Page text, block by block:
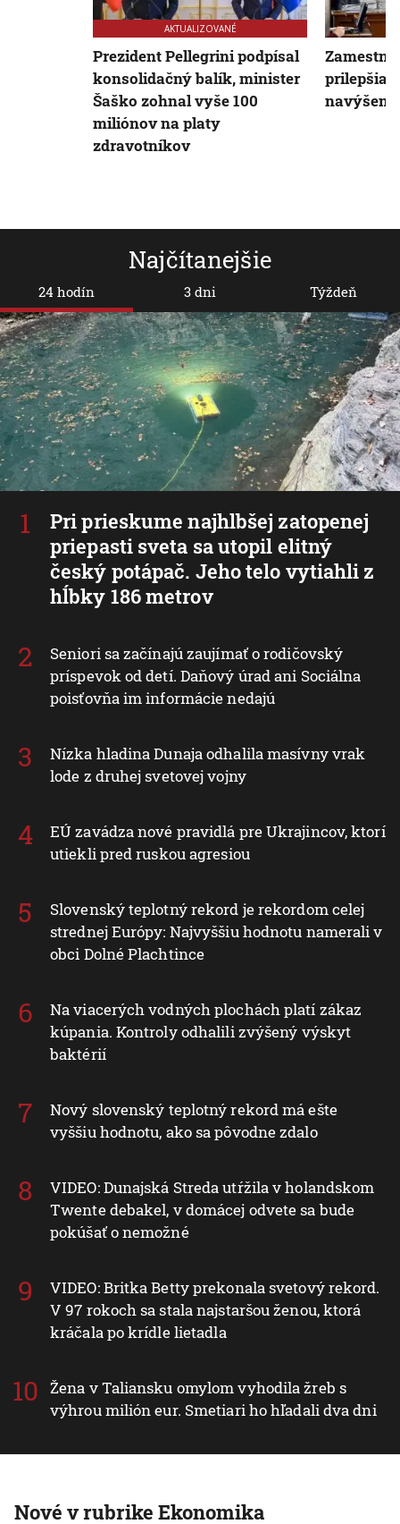
Najčítanejšie
24 hodín
Pri prieskume najhlbšej zatopenej
priepasti sveta sa utopil elitný
český potápač. Jeho telo vytiahli z
hĺbky 186 metrov
Seniori sa začínajú zaujímať o rodičovský
príspevok od detí. Daňový úrad ani Sociálna
poisťovňa im informácie nedajú
Nízka hladina Dunaja odhalila masívny vrak
lode z druhej svetovej vojny
EÚ zavádza nové pravidlá pre Ukrajincov, ktorí
utiekli pred ruskou agresiou
Slovenský teplotný rekord je rekordom celej
strednej Európy: Najvyššiu hodnotu namerali v
obci Dolné Plachtince
Na viacerých vodných plochách platí zákaz
kúpania. Kontroly odhalili zvýšený výskyt
baktérií
Nový slovenský teplotný rekord má ešte
vyššiu hodnotu, ako sa pôvodne zdalo
VIDEO: Dunajská Streda utŕžila v holandskom
Twente debakel, v domácej odvete sa bude
pokúšať o nemožné
VIDEO: Britka Betty prekonala svetový rekord.
V 97 rokoch sa stala najstaršou ženou, ktorá
kráčala po krídle lietadla
Žena v Taliansku omylom vyhodila žreb s
výhrou milión eur. Smetiari ho hľadali dva dni
3 dni Týždeň
AKTUALIZOVANÉ
Prezident Pellegrini podpísal
konsolidačný balík, minister
Šaško zohnal vyše 100
miliónov na platy
zdravotníkov
prilepšia,
Nové v rubrike Ekonomika